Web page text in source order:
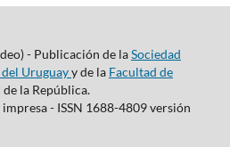
- Publicación de laSociedad
Uruguayy de la Facultad de
la República.
- ISSN 1688-4809 versión